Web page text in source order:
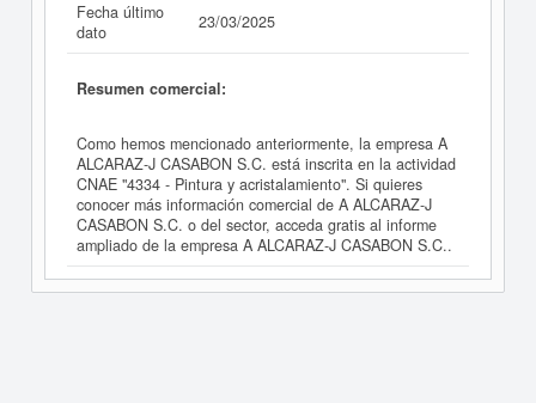
Fecha último
dato
23/03/2025
Resumen comercial:
Como hemos mencionado anteriormente, la empresa A
ALCARAZ-J CASABON S.C. está inscrita en la actividad
CNAE "4334 - Pintura y acristalamiento". Si quieres
conocer más información comercial de A ALCARAZ-J
CASABON S.C. o del sector, acceda gratis al informe
ampliado de la empresa A ALCARAZ-J CASABON S.C..